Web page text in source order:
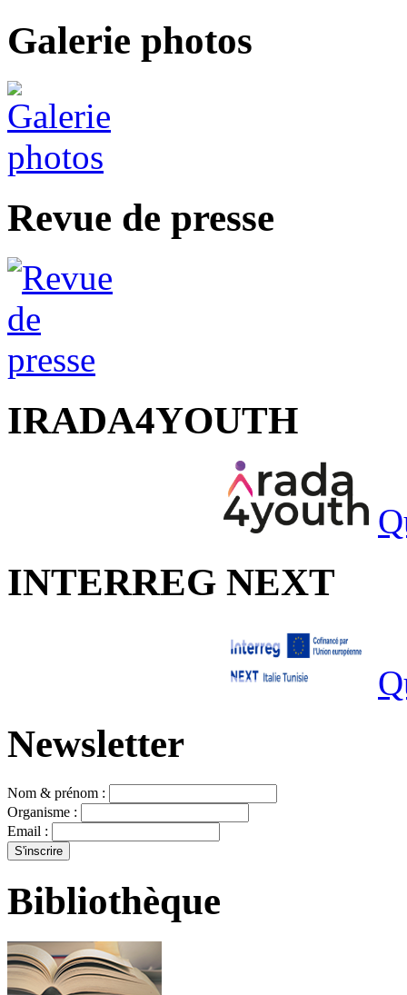
Galerie photos
Revue de presse
IRADA4YOUTH
INTERREG NEXT
Newsletter
Nom & prénom :
Organisme :
Email :
Bibliothèque